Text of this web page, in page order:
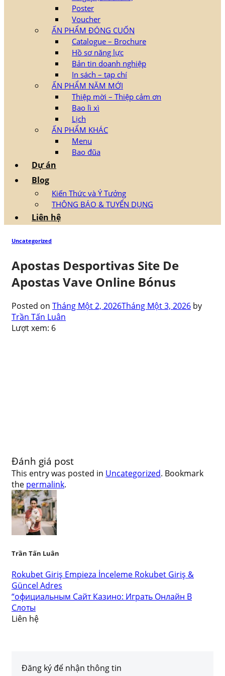
Poster
Voucher
ẤN PHẨM ĐÓNG CUỐN
Catalogue – Brochure
Hồ sơ năng lực
Bản tin doanh nghiệp
In sách – tạp chí
ẤN PHẨM NĂM MỚI
Thiệp mời – Thiệp cảm ơn
Bao lì xì
Lịch
ẤN PHẨM KHÁC
Menu
Bao đũa
Dự án
Blog
Kiến Thức và Ý Tưởng
THÔNG BÁO & TUYỂN DỤNG
Liên hệ
Uncategorized
Apostas Desportivas Site De
Apostas Vave Online Bónus
Posted on Tháng Một 2, 2026Tháng Một 3, 2026 by
Trần Tấn Luân
Lượt xem: 6
Đánh giá post
This entry was posted in Uncategorized. Bookmark
the permalink.
Trần Tấn Luân
Rokubet Giriş Empieza İnceleme Rokubet Giriş &
Güncel Adres
“официальным Сайт Казино: Играть Онлайн В
Слоты
Liên hệ
Đăng ký để nhận thông tin